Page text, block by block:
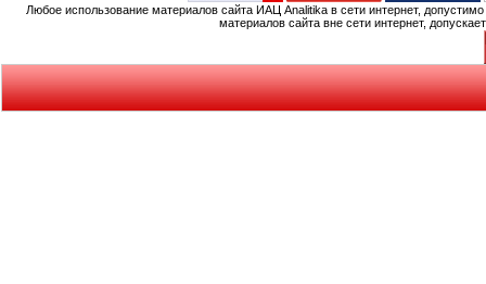
Любое использование материалов сайта ИАЦ Analitika в сети интернет,
материалов сайта вне сети интернет,